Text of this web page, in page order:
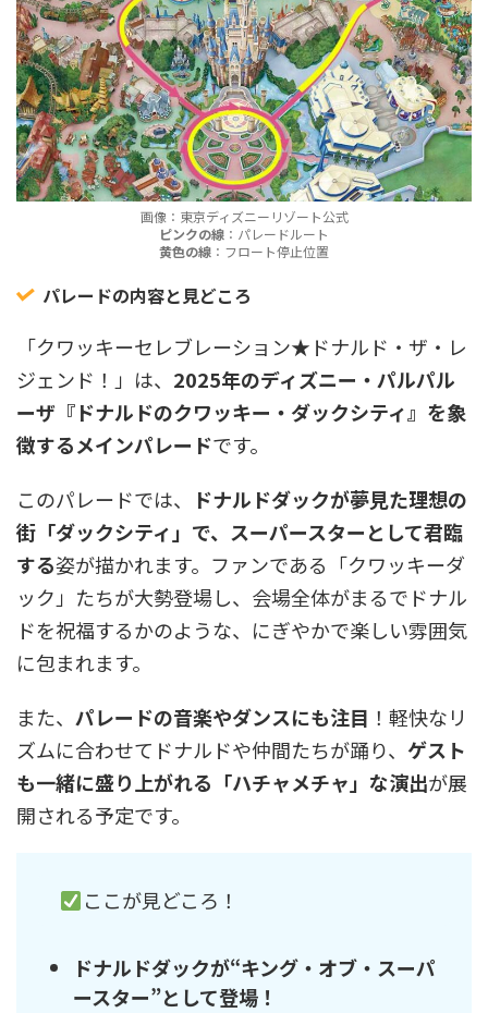
画像：東京ディズニーリゾート公式
ピンクの線 ：パレードルート
黄色の線 ：フロート停止位置
パレードの内容と見どころ
「クワッキーセレブレーション★ドナルド・ザ・レ
ジェンド！」は、 2025年のディズニー・パルパル
ーザ『ドナルドのクワッキー・ダックシティ』を象
徴するメインパレードです。
このパレードでは、
ドナルドダックが夢見た理想の
街「ダックシティ」で、スーパースターとして君臨
する姿が描かれます。ファンである「クワッキーダ
ック」たちが大勢登場し、会場全体がまるでドナル
ドを祝福するかのような、にぎやかで楽しい雰囲気
に包まれます。
また、 パレードの音楽やダンスにも注目 ！軽快なリ
ズムに合わせてドナルドや仲間たちが踊り、 ゲスト
も一緒に盛り上がれる「ハチャメチャ」な演出が展
開される予定です。
ここが見どころ！
ドナルドダックが“キング・オブ・スーパ
ースター”として登場！